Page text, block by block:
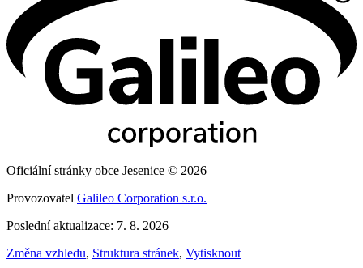
Oficiální stránky obce Jesenice © 2026
Provozovatel Galileo Corporation s.r.o.
Poslední aktualizace: 7. 8. 2026
Změna vzhledu, Struktura stránek, Vytisknout